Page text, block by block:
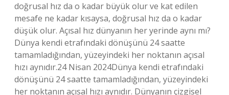
doğrusal hız da o kadar büyük olur ve kat edilen
mesafe ne kadar kısaysa, doğrusal hız da o kadar
düşük olur. Açısal hız dünyanın her yerinde aynı mı?
Dünya kendi etrafındaki dönüşünü 24 saatte
tamamladığından, yüzeyindeki her noktanın açısal
hızı aynıdır.24 Nisan 2024Dünya kendi etrafındaki
dönüşünü 24 saatte tamamladığından, yüzeyindeki
her noktanın açısal hızı aynıdır. Dünyanın çizgisel